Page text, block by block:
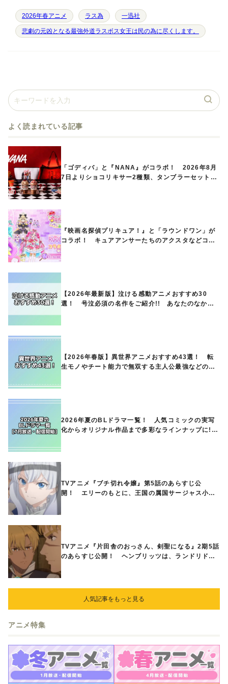
2026年春アニメ ラス為 ‎一迅社
悲劇の元凶となる最強外道ラスボス女王は民の為に尽くします。
よく読まれている記事
「ゴディバ」と『NANA』がコラボ！ 2026年8月
7日よりショコリキサー2種類、タンブラーセットな
『映画名探偵プリキュア！』と「ラウンドワン」が
コラボ！ キュアアンサーたちのアクスタなどコラ
【2026年最新版】泣ける感動アニメおすすめ30
選！ 号泣必須の名作をご紹介!! あなたのなかの
【2026年春版】異世界アニメおすすめ43選！ 転
生モノやチート能力で無双する主人公最強などの人
2026年夏のBLドラマ一覧！ 人気コミックの実写
化からオリジナル作品まで多彩なラインナップに!!
TVアニメ『ブチ切れ令嬢』第5話のあらすじ公
開！ エリーのもとに、王国の属国サージャス小王
TVアニメ『片田舎のおっさん、剣聖になる』2期5話
のあらすじ公開！ ヘンブリッツは、ランドリドに
人気記事をもっと見る
アニメ特集